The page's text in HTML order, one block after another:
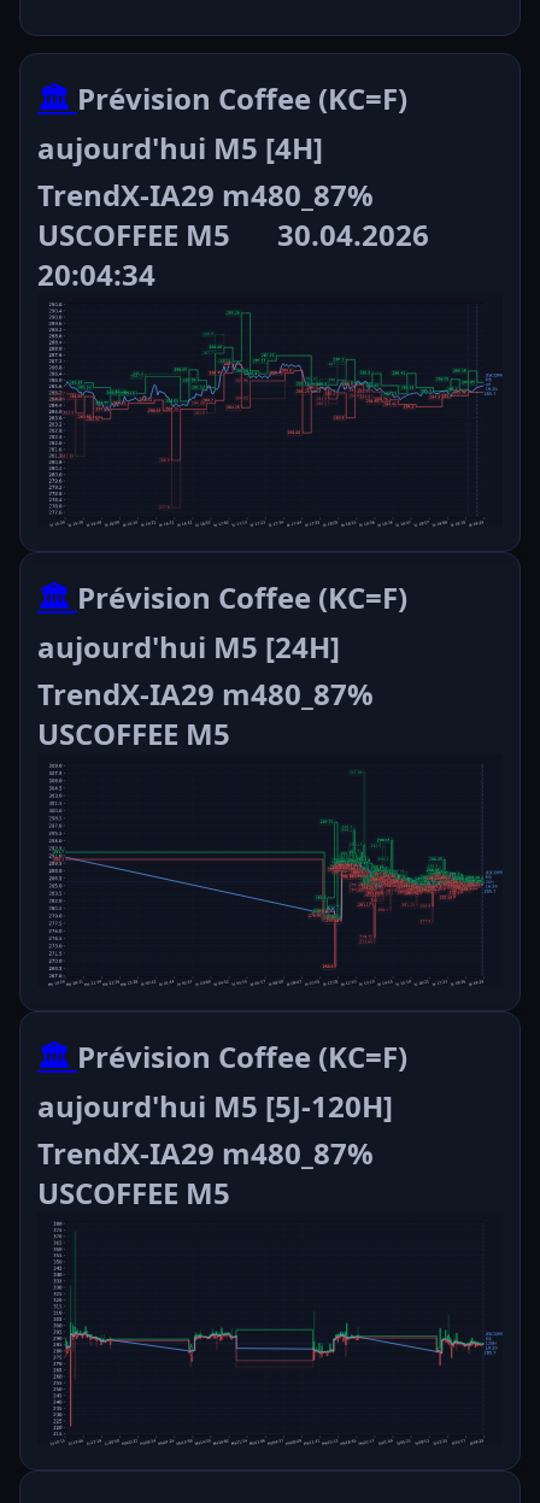
🏛️ Prévision Coffee (KC=F)
aujourd'hui M5 [4H]
TrendX-IA29 m480_87%
USCOFFEE M5
30.04.2026
20:04:34
🏛️ Prévision Coffee (KC=F)
aujourd'hui M5 [24H]
TrendX-IA29 m480_87%
USCOFFEE M5
🏛️ Prévision Coffee (KC=F)
aujourd'hui M5 [5J-120H]
TrendX-IA29 m480_87%
USCOFFEE M5